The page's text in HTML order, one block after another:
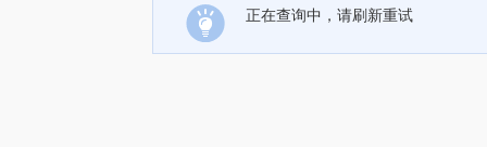
正在查询中，请刷新重试